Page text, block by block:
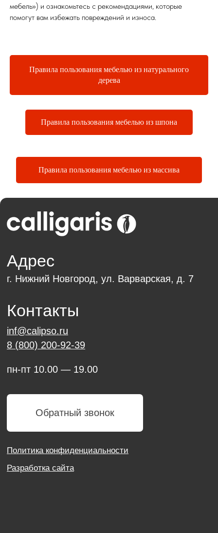
мебель») и ознакомьтесь с рекомендациями, которые
помогут вам избежать повреждений и износа.
Правила пользования мебелью из натурального
дерева
Правила пользования мебелью из шпона
Правила пользования мебелью из массива
Обратный звонок